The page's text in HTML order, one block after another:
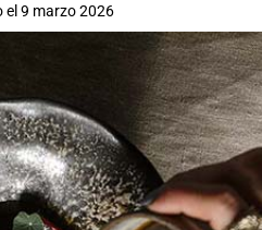
el 9 marzo 2026